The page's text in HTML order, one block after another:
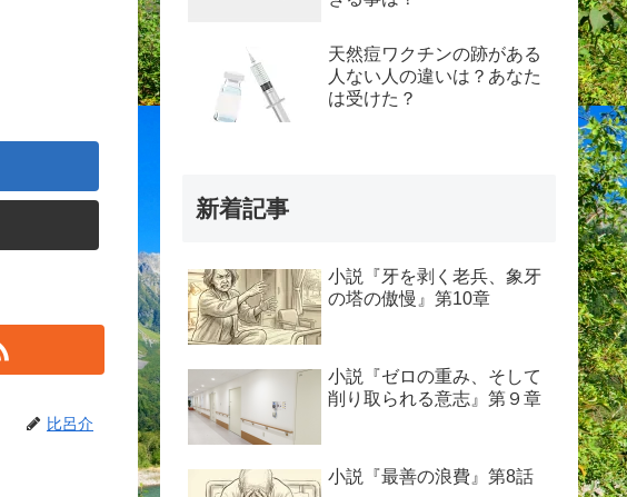
比呂介
天然痘ワクチンの跡がある
人ない人の違いは？あなた
は受けた？
新着記事
小説『牙を剥く老兵、象牙
の塔の傲慢』第10章
小説『ゼロの重み、そして
削り取られる意志』第９章
小説『最善の浪費』第8話